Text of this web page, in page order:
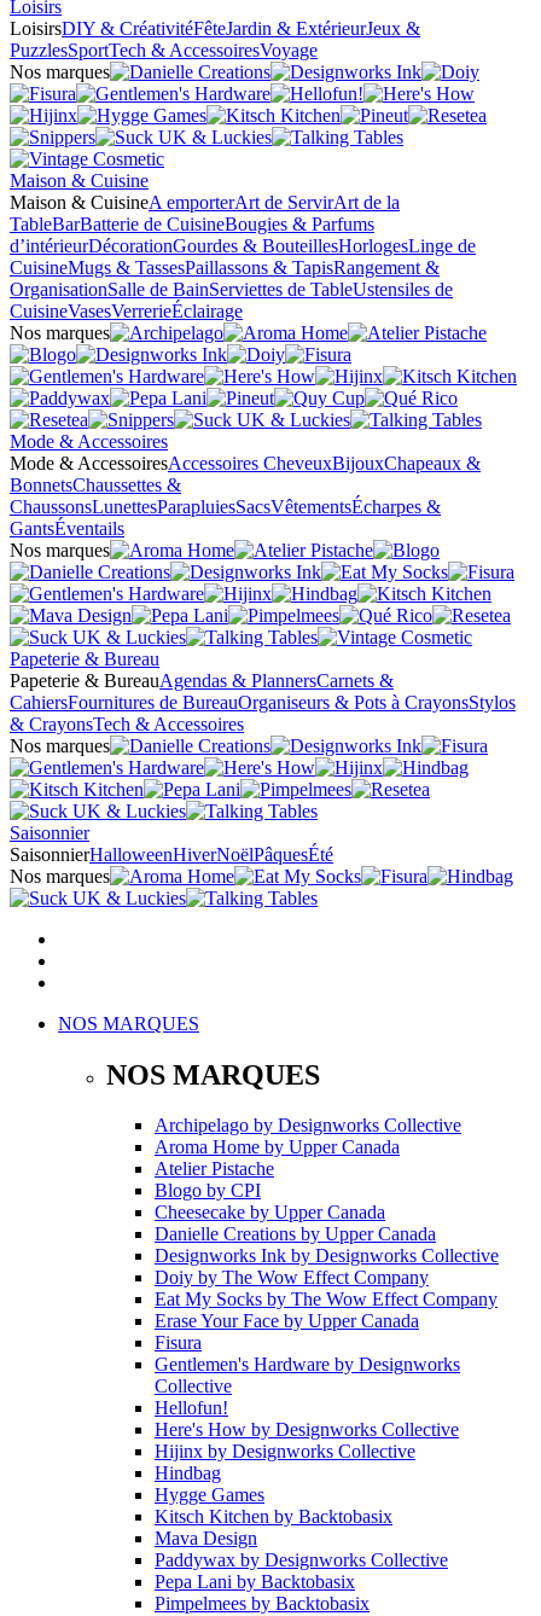
Loisirs
LoisirsDIY & CréativitéFêteJardin & ExtérieurJeux &
PuzzlesSportTech & AccessoiresVoyage
Nos marques
Maison & Cuisine
Maison & CuisineA emporterArt de ServirArt de la
TableBarBatterie de CuisineBougies & Parfums
d’intérieurDécorationGourdes & BouteillesHorlogesLinge de
CuisineMugs & TassesPaillassons & TapisRangement &
OrganisationSalle de BainServiettes de TableUstensiles de
CuisineVasesVerrerieÉclairage
Nos marques
Mode & Accessoires
Mode & AccessoiresAccessoires CheveuxBijouxChapeaux &
BonnetsChaussettes &
ChaussonsLunettesParapluiesSacsVêtementsÉcharpes &
GantsÉventails
Nos marques
Papeterie & Bureau
Papeterie & BureauAgendas & PlannersCarnets &
CahiersFournitures de BureauOrganiseurs & Pots à CrayonsStylos
& CrayonsTech & Accessoires
Nos marques
Saisonnier
SaisonnierHalloweenHiverNoëlPâquesÉté
Nos marques
NOS MARQUES
NOS MARQUES
Archipelago by Designworks Collective
Aroma Home by Upper Canada
Atelier Pistache
Blogo by CPI
Cheesecake by Upper Canada
Danielle Creations by Upper Canada
Designworks Ink by Designworks Collective
Doiy by The Wow Effect Company
Eat My Socks by The Wow Effect Company
Erase Your Face by Upper Canada
Fisura
Gentlemen's Hardware by Designworks
Collective
Hellofun!
Here's How by Designworks Collective
Hijinx by Designworks Collective
Hindbag
Hygge Games
Kitsch Kitchen by Backtobasix
Mava Design
Paddywax by Designworks Collective
Pepa Lani by Backtobasix
Pimpelmees by Backtobasix